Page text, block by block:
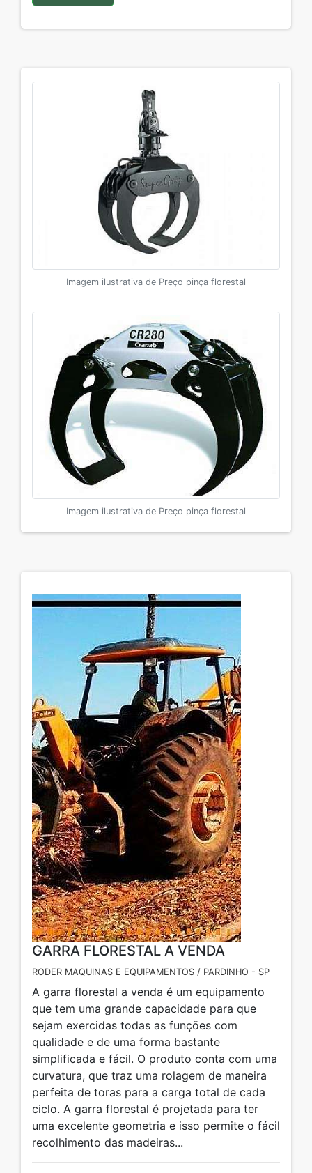
Imagem ilustrativa de Preço pinça florestal
Imagem ilustrativa de Preço pinça florestal
GARRA FLORESTAL A VENDA
RODER MAQUINAS E EQUIPAMENTOS / PARDINHO - SP
A garra florestal a venda é um equipamento
que tem uma grande capacidade para que
sejam exercidas todas as funções com
qualidade e de uma forma bastante
simplificada e fácil. O produto conta com uma
curvatura, que traz uma rolagem de maneira
perfeita de toras para a carga total de cada
ciclo. A garra florestal é projetada para ter
uma excelente geometria e isso permite o fácil
recolhimento das madeiras...